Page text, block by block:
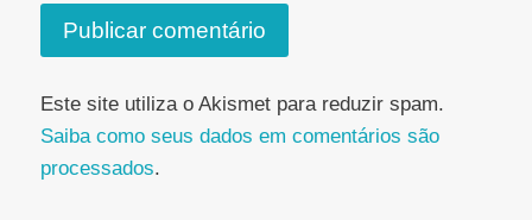
Este site utiliza o Akismet para reduzir spam.
Saiba como seus dados em comentários são
processados.